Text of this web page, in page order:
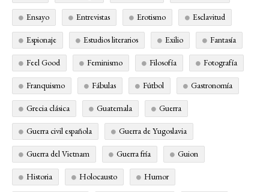
Ensayo Entrevistas Erotismo Esclavitud
Espionaje Estudios literarios Exilio Fantasía
Feel Good Feminismo Filosofía Fotografía
Franquismo Fábulas Fútbol Gastronomía
Grecia clásica Guatemala Guerra
Guerra civil española Guerra de Yugoslavia
Guerra del Vietnam Guerra fría Guion
Historia Holocausto Humor